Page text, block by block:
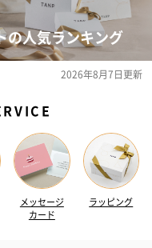
の人気ランキング
2026年8月7日更新
メッセージ
カード
ラッピング